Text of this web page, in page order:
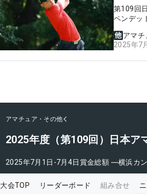
第109回
ペンデッ
アマチ
2025年7
アマチュア・その他
2025年度（第109回）日本ア
2025年7月1日-7月4日賞金総額 ―横浜カ
大会TOP リーダーボード 組み合せ